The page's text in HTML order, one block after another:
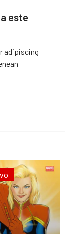
este
adipiscing